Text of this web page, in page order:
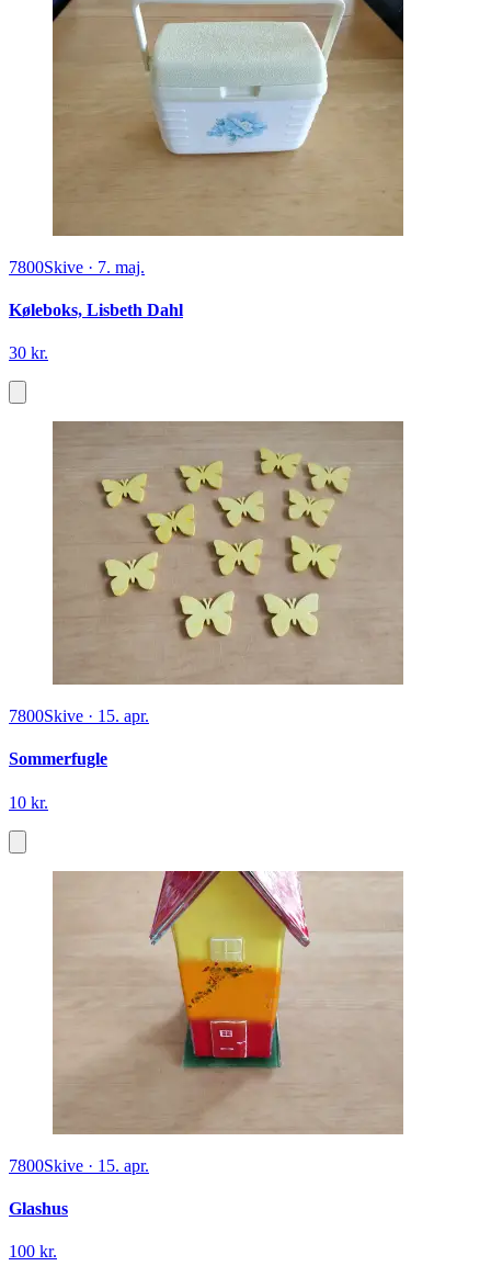
7800Skive · 7. maj.
Køleboks, Lisbeth Dahl
30 kr.
7800Skive · 15. apr.
Sommerfugle
10 kr.
7800Skive · 15. apr.
Glashus
100 kr.